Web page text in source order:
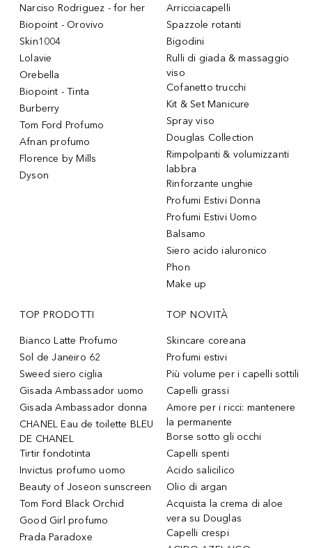
Narciso Rodriguez - for her
Biopoint - Orovivo
Skin1004
Lolavie
Orebella
Biopoint - Tinta
Burberry
Tom Ford Profumo
Afnan profumo
Florence by Mills
Dyson
Arricciacapelli
Spazzole rotanti
Bigodini
Rulli di giada & massaggio
viso
Cofanetto trucchi
Kit & Set Manicure
Spray viso
Douglas Collection
Rimpolpanti & volumizzanti
labbra
Rinforzante unghie
Profumi Estivi Donna
Profumi Estivi Uomo
Balsamo
Siero acido ialuronico
Phon
Make up
TOP PRODOTTI
Bianco Latte Profumo
Sol de Janeiro 62
Sweed siero ciglia
Gisada Ambassador uomo
Gisada Ambassador donna
CHANEL Eau de toilette BLEU
DE CHANEL
Tirtir fondotinta
Invictus profumo uomo
Beauty of Joseon sunscreen
Tom Ford Black Orchid
Good Girl profumo
Prada Paradoxe
TOP NOVITÀ
Skincare coreana
Profumi estivi
Più volume per i capelli sottili
Capelli grassi
Amore per i ricci: mantenere
la permanente
Borse sotto gli occhi
Capelli spenti
Acido salicilico
Olio di argan
Acquista la crema di aloe
vera su Douglas
Capelli crespi